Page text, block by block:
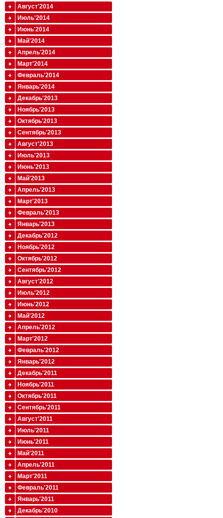
Август'2014
Июль'2014
Июнь'2014
Май'2014
Апрель'2014
Март'2014
Февраль'2014
Январь'2014
Декабрь'2013
Ноябрь'2013
Октябрь'2013
Сентябрь'2013
Август'2013
Июль'2013
Июнь'2013
Май'2013
Апрель'2013
Март'2013
Февраль'2013
Январь'2013
Декабрь'2012
Ноябрь'2012
Октябрь'2012
Сентябрь'2012
Август'2012
Июль'2012
Июнь'2012
Май'2012
Апрель'2012
Март'2012
Февраль'2012
Январь'2012
Декабрь'2011
Ноябрь'2011
Октябрь'2011
Сентябрь'2011
Август'2011
Июль'2011
Июнь'2011
Май'2011
Апрель'2011
Март'2011
Февраль'2011
Январь'2011
Декабрь'2010